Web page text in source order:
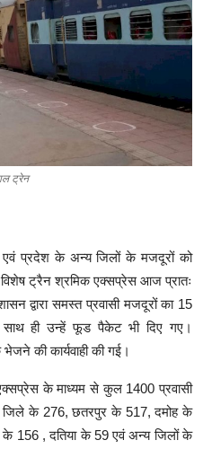
ट्रेन
एवं प्रदेश के अन्य जिलों के मजदूरों को
ट्रैन श्रमिक एक्सप्रेस आज प्रातः
द्वारा समस्त प्रवासी मजदूरों का 15
साथ ही उन्हें फूड पैकेट भी दिए गए।
की कार्यवाही की गई।
के माध्यम से कुल 1400 प्रवासी
के 276, छतरपुर के 517, दमोह के
156 , दतिया के 59 एवं अन्य जिलों के